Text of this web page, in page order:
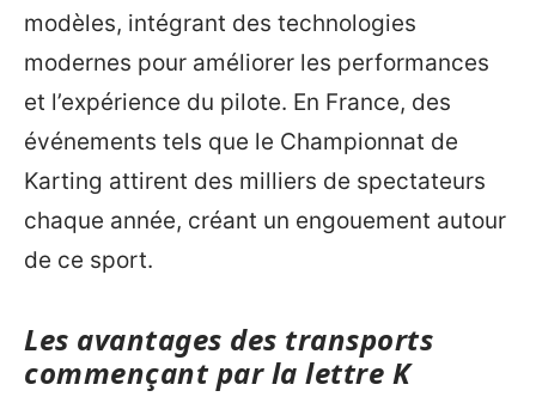
modèles, intégrant des technologies
modernes pour améliorer les performances
et l’expérience du pilote. En France, des
événements tels que le Championnat de
Karting attirent des milliers de spectateurs
chaque année, créant un engouement autour
de ce sport.
Les avantages des transports
commençant par la lettre K